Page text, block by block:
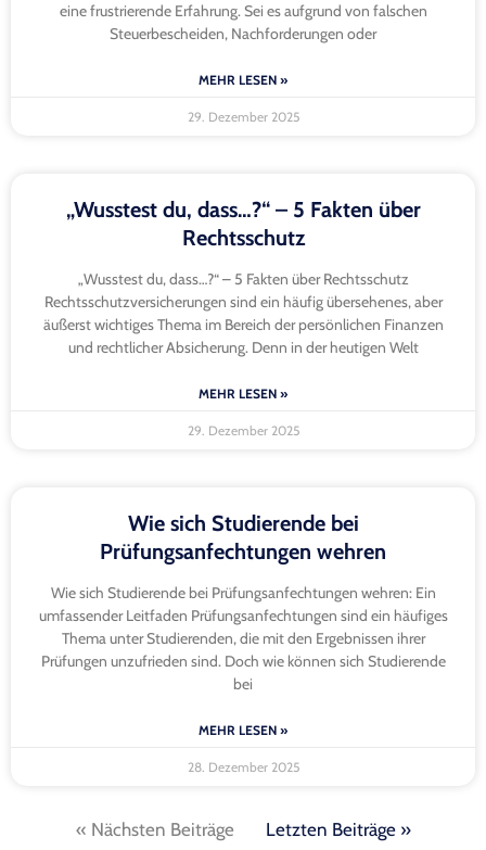
eine frustrierende Erfahrung. Sei es aufgrund von falschen
Steuerbescheiden, Nachforderungen oder
MEHR LESEN »
29. Dezember 2025
„Wusstest du, dass…?“ – 5 Fakten über
Rechtsschutz
„Wusstest du, dass…?“ – 5 Fakten über Rechtsschutz
Rechtsschutzversicherungen sind ein häufig übersehenes, aber
äußerst wichtiges Thema im Bereich der persönlichen Finanzen
und rechtlicher Absicherung. Denn in der heutigen Welt
MEHR LESEN »
29. Dezember 2025
Wie sich Studierende bei
Prüfungsanfechtungen wehren
Wie sich Studierende bei Prüfungsanfechtungen wehren: Ein
umfassender Leitfaden Prüfungsanfechtungen sind ein häufiges
Thema unter Studierenden, die mit den Ergebnissen ihrer
Prüfungen unzufrieden sind. Doch wie können sich Studierende
bei
MEHR LESEN »
28. Dezember 2025
« Nächsten Beiträge Letzten Beiträge »